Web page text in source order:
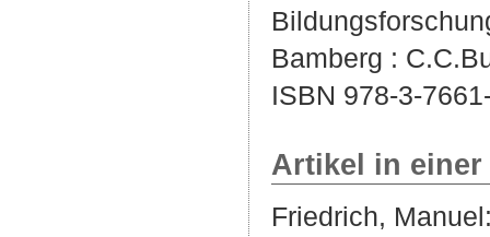
Bamberg :
ISBN 978-3-
Artikel in
Friedrich, Manuel